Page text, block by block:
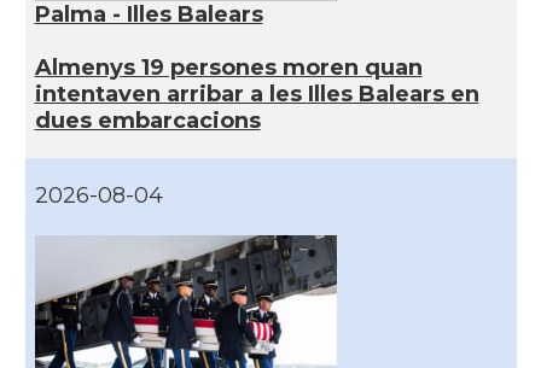
Palma - Illes Balears
Almenys 19 persones moren quan
intentaven arribar a les Illes Balears en
dues embarcacions
2026-08-04